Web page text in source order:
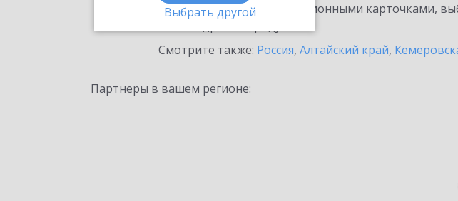
Выбрать другой
Ознакомьтесь с информационными карточками,
Смотрите также: Россия, Алтайский край,
Партнеры в вашем регионе: